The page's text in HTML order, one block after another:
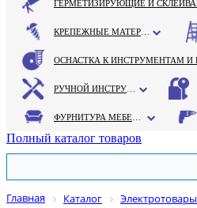
Полный каталог товаров
Главная Каталог
Электротовары